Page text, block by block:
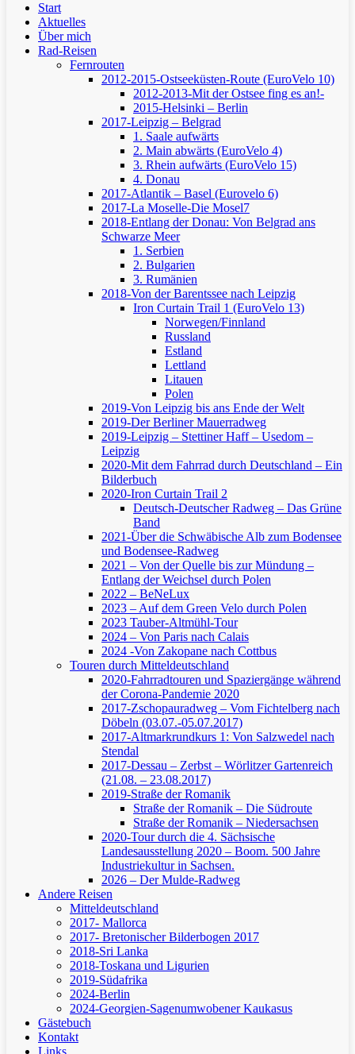
Start
Aktuelles
Über mich
Rad-Reisen
Fernrouten
2012-2015-Ostseeküsten-Route (EuroVelo 10)
2012-2013-Mit der Ostsee fing es an!-
2015-Helsinki – Berlin
2017-Leipzig – Belgrad
1. Saale aufwärts
2. Main abwärts (EuroVelo 4)
3. Rhein aufwärts (EuroVelo 15)
4. Donau
2017-Atlantik – Basel (Eurovelo 6)
2017-La Moselle-Die Mosel7
2018-Entlang der Donau: Von Belgrad ans
Schwarze Meer
1. Serbien
2. Bulgarien
3. Rumänien
2018-Von der Barentssee nach Leipzig
Iron Curtain Trail 1 (EuroVelo 13)
Norwegen/Finnland
Russland
Estland
Lettland
Litauen
Polen
2019-Von Leipzig bis ans Ende der Welt
2019-Der Berliner Mauerradweg
2019-Leipzig – Stettiner Haff – Usedom –
Leipzig
2020-Mit dem Fahrrad durch Deutschland – Ein
Bilderbuch
2020-Iron Curtain Trail 2
Deutsch-Deutscher Radweg – Das Grüne
Band
2021-Über die Schwäbische Alb zum Bodensee
und Bodensee-Radweg
2021 – Von der Quelle bis zur Mündung –
Entlang der Weichsel durch Polen
2022 – BeNeLux
2023 – Auf dem Green Velo durch Polen
2023 Tauber-Altmühl-Tour
2024 – Von Paris nach Calais
2024 -Von Zakopane nach Cottbus
Touren durch Mitteldeutschland
2020-Fahrradtouren und Spaziergänge während
der Corona-Pandemie 2020
2017-Zschopauradweg – Vom Fichtelberg nach
Döbeln (03.07.-05.07.2017)
2017-Altmarkrundkurs 1: Von Salzwedel nach
Stendal
2017-Dessau – Zerbst – Wörlitzer Gartenreich
(21.08. – 23.08.2017)
2019-Straße der Romanik
Straße der Romanik – Die Südroute
Straße der Romanik – Niedersachsen
2020-Tour durch die 4. Sächsische
Landesausstellung 2020 – Boom. 500 Jahre
Industriekultur in Sachsen.
2026 – Der Mulde-Radweg
Andere Reisen
Mitteldeutschland
2017- Mallorca
2017- Bretonischer Bilderbogen 2017
2018-Sri Lanka
2018-Toskana und Ligurien
2019-Südafrika
2024-Berlin
2024-Georgien-Sagenumwobener Kaukasus
Gästebuch
Kontakt
Links